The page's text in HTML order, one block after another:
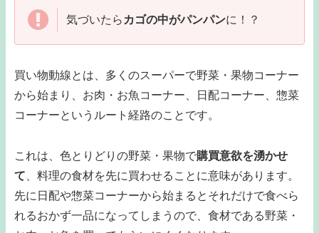
気づいたら カゴの中がパンパンに！？
買い物動線とは、多くのスーパーで野菜・果物コーナー
から始まり、お肉・お魚コーナー、日配コーナー、惣菜
コーナーというルート経路のことです。
これは、色とりどりの野菜・果物で購買意欲を湧かせ
て 、料理の食材を先に買わせることに意味があります。
先に日配や惣菜コーナーから始まるとそれだけで食べら
れるおかず一品になってしまうので、食材である野菜・